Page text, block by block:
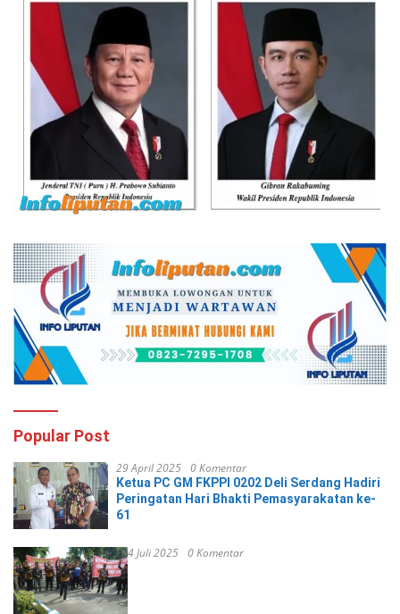
Popular Post
29 April 2025 0 Komentar
Ketua PC GM FKPPI 0202 Deli Serdang Hadiri
Peringatan Hari Bhakti Pemasyarakatan ke-
61
4 Juli 2025 0 Komentar